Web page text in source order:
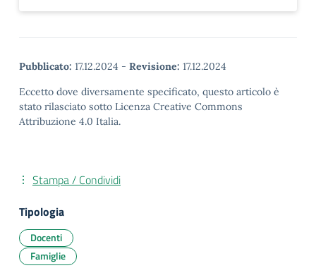
Pubblicato: 17.12.2024 - Revisione: 17.12.2024
Eccetto dove diversamente specificato, questo articolo è
stato rilasciato sotto Licenza Creative Commons
Attribuzione 4.0 Italia.
Stampa / Condividi
Tipologia
Docenti
Famiglie